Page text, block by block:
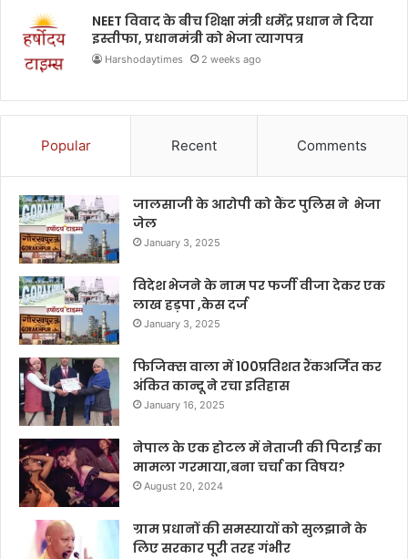
NEET विवाद के बीच शिक्षा मंत्री धर्मेंद्र प्रधान ने दिया
इस्तीफा, प्रधानमंत्री को भेजा त्यागपत्र
Harshodaytimes 2 weeks ago
Popular Recent Comments
जालसाजी के आरोपी को कैंट पुलिस ने भेजा
जेल
January 3, 2025
विदेश भेजने के नाम पर फर्जी वीजा देकर एक
लाख हड़पा ,केस दर्ज
January 3, 2025
फिजिक्स वाला में 100प्रतिशत रैंकअर्जित कर
अंकित कान्दू ने रचा इतिहास
January 16, 2025
नेपाल के एक होटल में नेताजी की पिटाई का
मामला गरमाया,बना चर्चा का विषय?
August 20, 2024
ग्राम प्रधानों की समस्यायों को सुलझाने के
लिए सरकार पूरी तरह गंभीर